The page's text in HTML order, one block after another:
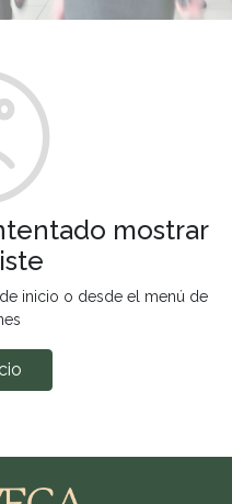
mostrar
inicio o desde el menú de